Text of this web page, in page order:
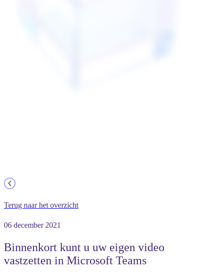
Terug naar het overzicht
06 december 2021
Binnenkort kunt u uw eigen video
vastzetten in Microsoft Teams